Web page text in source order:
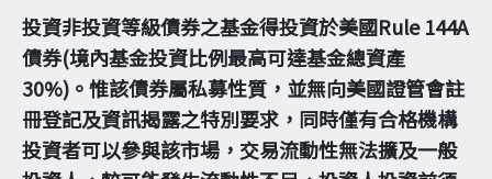
投資非投資等級債券之基金得投資於美國Rule 144A
債券(境內基金投資比例最高可達基金總資產
30%)。惟該債券屬私募性質，並無向美國證管會註
冊登記及資訊揭露之特別要求，同時僅有合格機構
投資者可以參與該市場，交易流動性無法擴及一般